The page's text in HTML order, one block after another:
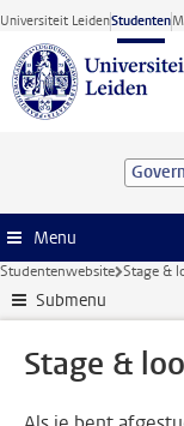
Ga direct naar de
Universiteit LeidenStudenten
Menu
Studentenwebsite Stage &
Submenu
Stage &